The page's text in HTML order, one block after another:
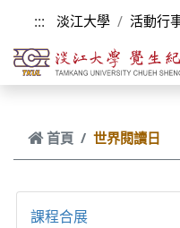
跳到主要內容
::: 淡江大學 活動行
首頁 世界閱讀日
課程合展